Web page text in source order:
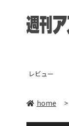
レビュー
home >